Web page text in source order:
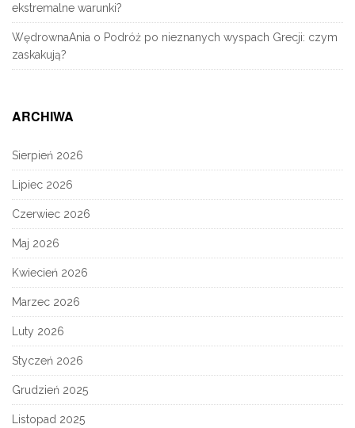
ekstremalne warunki?
WędrownaAnia o Podróż po nieznanych wyspach Grecji: czym
zaskakują?
ARCHIWA
Sierpień 2026
Lipiec 2026
Czerwiec 2026
Maj 2026
Kwiecień 2026
Marzec 2026
Luty 2026
Styczeń 2026
Grudzień 2025
Listopad 2025